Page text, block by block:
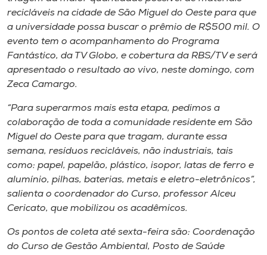
A-
recicláveis na cidade de São Miguel do Oeste para que
a universidade possa buscar o prêmio de R$500 mil. O
evento tem o acompanhamento do Programa
Fantástico, da TV Globo, e cobertura da RBS/TV e será
apresentado o resultado ao vivo, neste domingo, com
Zeca Camargo.
“Para superarmos mais esta etapa, pedimos a
colaboração de toda a comunidade residente em São
Miguel do Oeste para que tragam, durante essa
semana, resíduos recicláveis, não industriais, tais
como: papel, papelão, plástico, isopor, latas de ferro e
alumínio, pilhas, baterias, metais e eletro-eletrônicos”,
salienta o coordenador do Curso, professor Alceu
Cericato, que mobilizou os acadêmicos.
Os pontos de coleta até sexta-feira são: Coordenação
do Curso de Gestão Ambiental, Posto de Saúde